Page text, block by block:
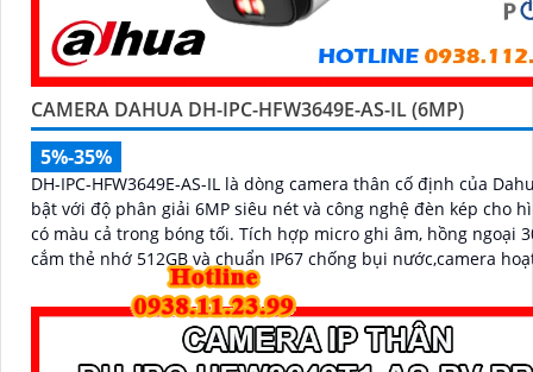
CAMERA DAHUA DH-IPC-HFW3649E-AS-IL (6MP)
5%-35%
DH-IPC-HFW3649E-AS-IL là dòng camera thân cố định của
bật với độ phân giải 6MP siêu nét và công nghệ đèn kép cho
có màu cả trong bóng tối. Tích hợp micro ghi âm, hồng ngoại 30m, khe
cắm thẻ nhớ 512GB và chuẩn IP67 chống bụi nước,camera
ổn định trong mọi điều kiện thời tiết